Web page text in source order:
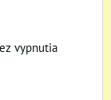
vypnutia